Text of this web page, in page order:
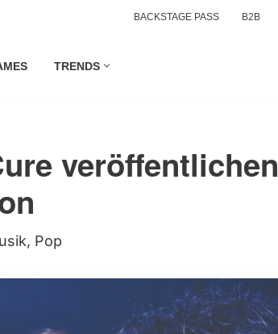
BACKSTAGE PASS B2B
TRENDS
veröffentlichen
, Pop